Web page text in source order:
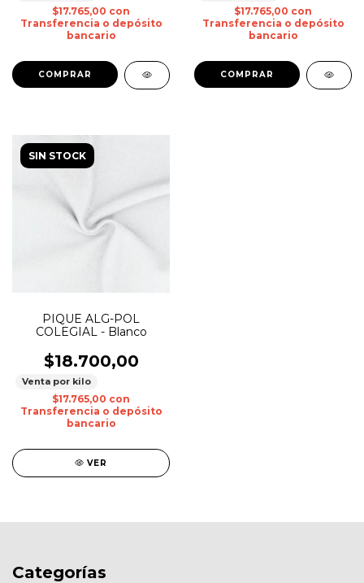
$17.765,00 con
Transferencia o depósito
bancario
$17.765,00 con
Transferencia o depósito
bancario
SIN STOCK
PIQUE ALG-POL
COLEGIAL - Blanco
$18.700,00
Venta por kilo
$17.765,00 con
Transferencia o depósito
bancario
VER
Categorías